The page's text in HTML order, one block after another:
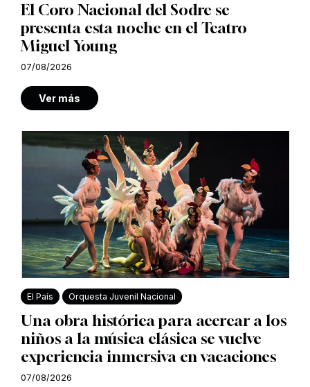
El Coro Nacional del Sodre se
presenta esta noche en el Teatro
Miguel Young
07/08/2026
Ver más
El País Orquesta Juvenil Nacional
Una obra histórica para acercar a los
niños a la música clásica se vuelve
experiencia inmersiva en vacaciones
07/08/2026